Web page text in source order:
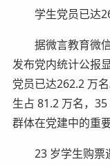
学生党员已达
据微言教育微信
发布党内统计公报
党员已达262.2 万
生占 81.2 万名，
群体在党建中的重
23 岁学生购票